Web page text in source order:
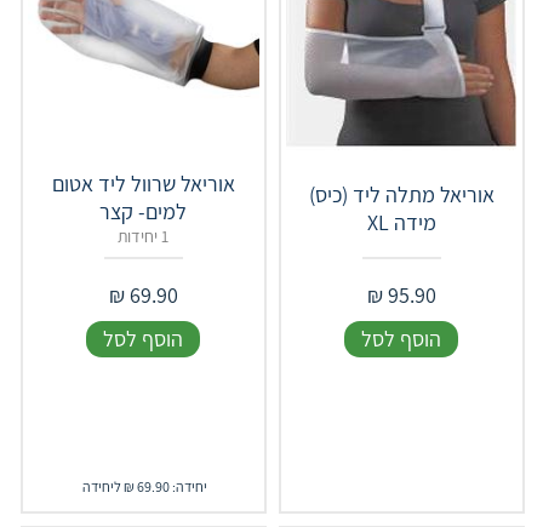
אוריאל מתלה ליד (כיס)
מידה XL
95.90
₪
הוסף לסל
אוריאל שרוול ליד אטום
למים- קצר
1 יחידות
69.90
₪
הוסף לסל
יחידה: 69.90 ₪ ליחידה